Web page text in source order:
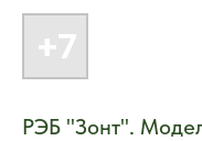
РЭБ "Зонт".